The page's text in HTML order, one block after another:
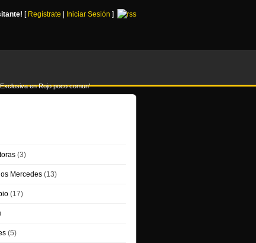
[ Regístrate Iniciar Sesión ]
en Rojo poco comun'
(3)
Mercedes (13)
(17)
(5)